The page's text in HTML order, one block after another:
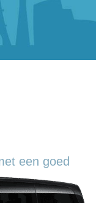
een goed